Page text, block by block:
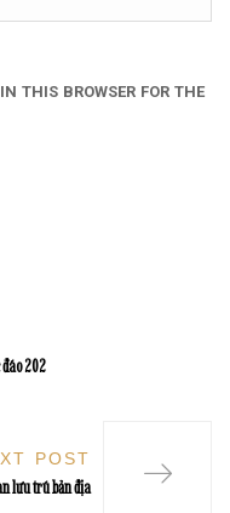
THIS BROWSER FOR THE
đáo 202
POST
lưu trú bản địa